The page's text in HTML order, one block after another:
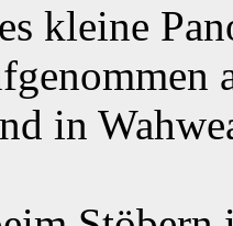
kleine
in